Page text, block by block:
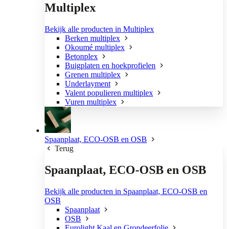
Multiplex
Bekijk alle producten in Multiplex
Berken multiplex
Okoumé multiplex
Betonplex
Buigplaten en hoekprofielen
Grenen multiplex
Underlayment
Valent populieren multiplex
Vuren multiplex
Spaanplaat, ECO-OSB en OSB
Terug
Spaanplaat, ECO-OSB en OSB
Bekijk alle producten in Spaanplaat, ECO-OSB en
OSB
Spaanplaat
OSB